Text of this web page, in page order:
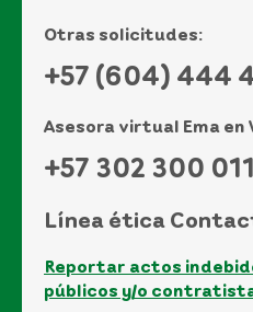
Otras solicitudes:
+57 (604) 444
Asesora virtual Ema en
+57 302 300
Línea ética
Reportar actos
públicos y/o